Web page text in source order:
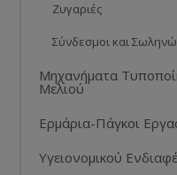
Ζυγαριές
Σύνδεσμοι και
Μηχανήματα
Μελιού
Ερμάρια-Πάγκοι
Υγειονομικού